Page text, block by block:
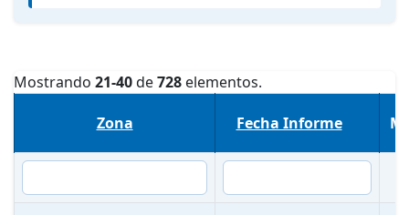
Mostrando 21-40de728 elementos.
Zona Fecha Informe